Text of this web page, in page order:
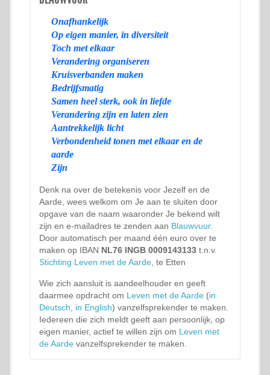
Onafhankelijk
Op eigen manier, in diversiteit
Toch met elkaar
Verandering organiseren
Kruisverbanden maken
Bedrijfsmatig
Samen heel sterk, ook in liefde
Verandering zijn en laten zien
Aantrekkelijk licht
Verbondenheid tonen met elkaar en de
aarde
Zijn
Denk na over de betekenis voor Jezelf en de
Aarde, wees welkom om Je aan te sluiten door
opgave van de naam waaronder Je bekend wilt
zijn en e-mailadres te zenden aan Blauwvuur.
Door automatisch per maand één euro over te
maken op IBAN NL76 INGB 0009143133 t.n.v.
Stichting Leven met de Aarde , te Etten
Wie zich aansluit is aandeelhouder en geeft
daarmee opdracht om Leven met de Aarde (in
Deutsch
in English) vanzelfsprekender te maken.
Iedereen die zich meldt geeft aan persoonlijk, op
eigen manier, actief te willen zijn om Leven met
de Aarde vanzelfsprekender te maken.